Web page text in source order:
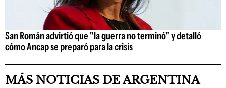
San Román advirtió que "la guerra no terminó" y detalló
cómo Ancap se preparó para la crisis
MÁS NOTICIAS DE ARGENTINA